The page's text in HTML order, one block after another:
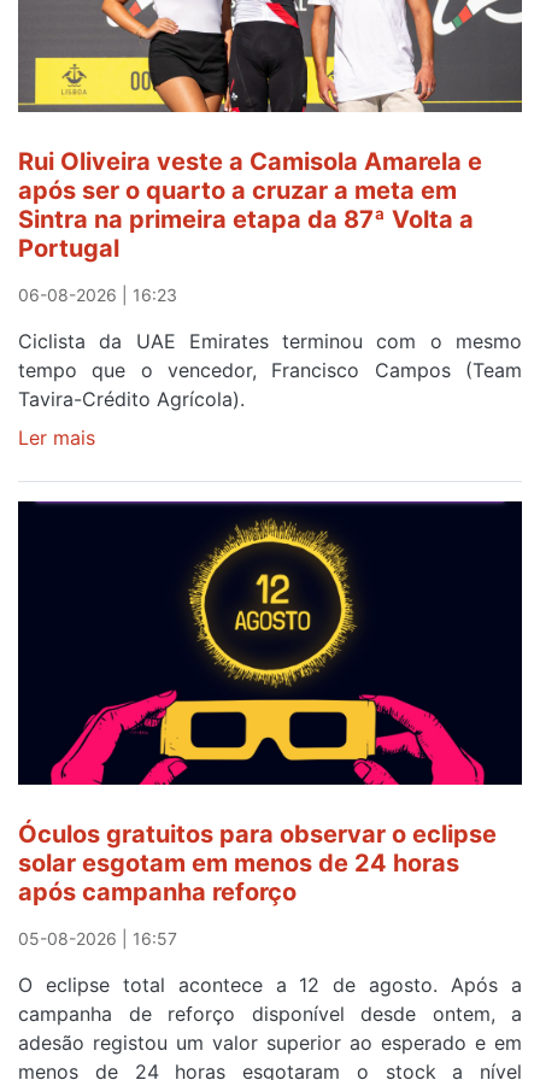
Amarela
ao
da
etapa
da
Volta
a
Portugal
Rui Oliveira veste a Camisola Amarela e
após ser o quarto a cruzar a meta em
Sintra na primeira etapa da 87ª Volta a
Portugal
06-08-2026 | 16:23
Ciclista da UAE Emirates terminou com o mesmo
tempo que o vencedor, Francisco Campos (Team
Tavira-Crédito Agrícola).
Ler mais
ser
o
quarto
a
a
meta
em
Sintra
primeira
etapa
da
87ª
Óculos gratuitos para observar o eclipse
solar esgotam em menos de 24 horas
após campanha reforço
05-08-2026 | 16:57
O eclipse total acontece a 12 de agosto. Após a
campanha de reforço disponível desde ontem, a
adesão registou um valor superior ao esperado e em
menos de 24 horas esgotaram o stock a nível